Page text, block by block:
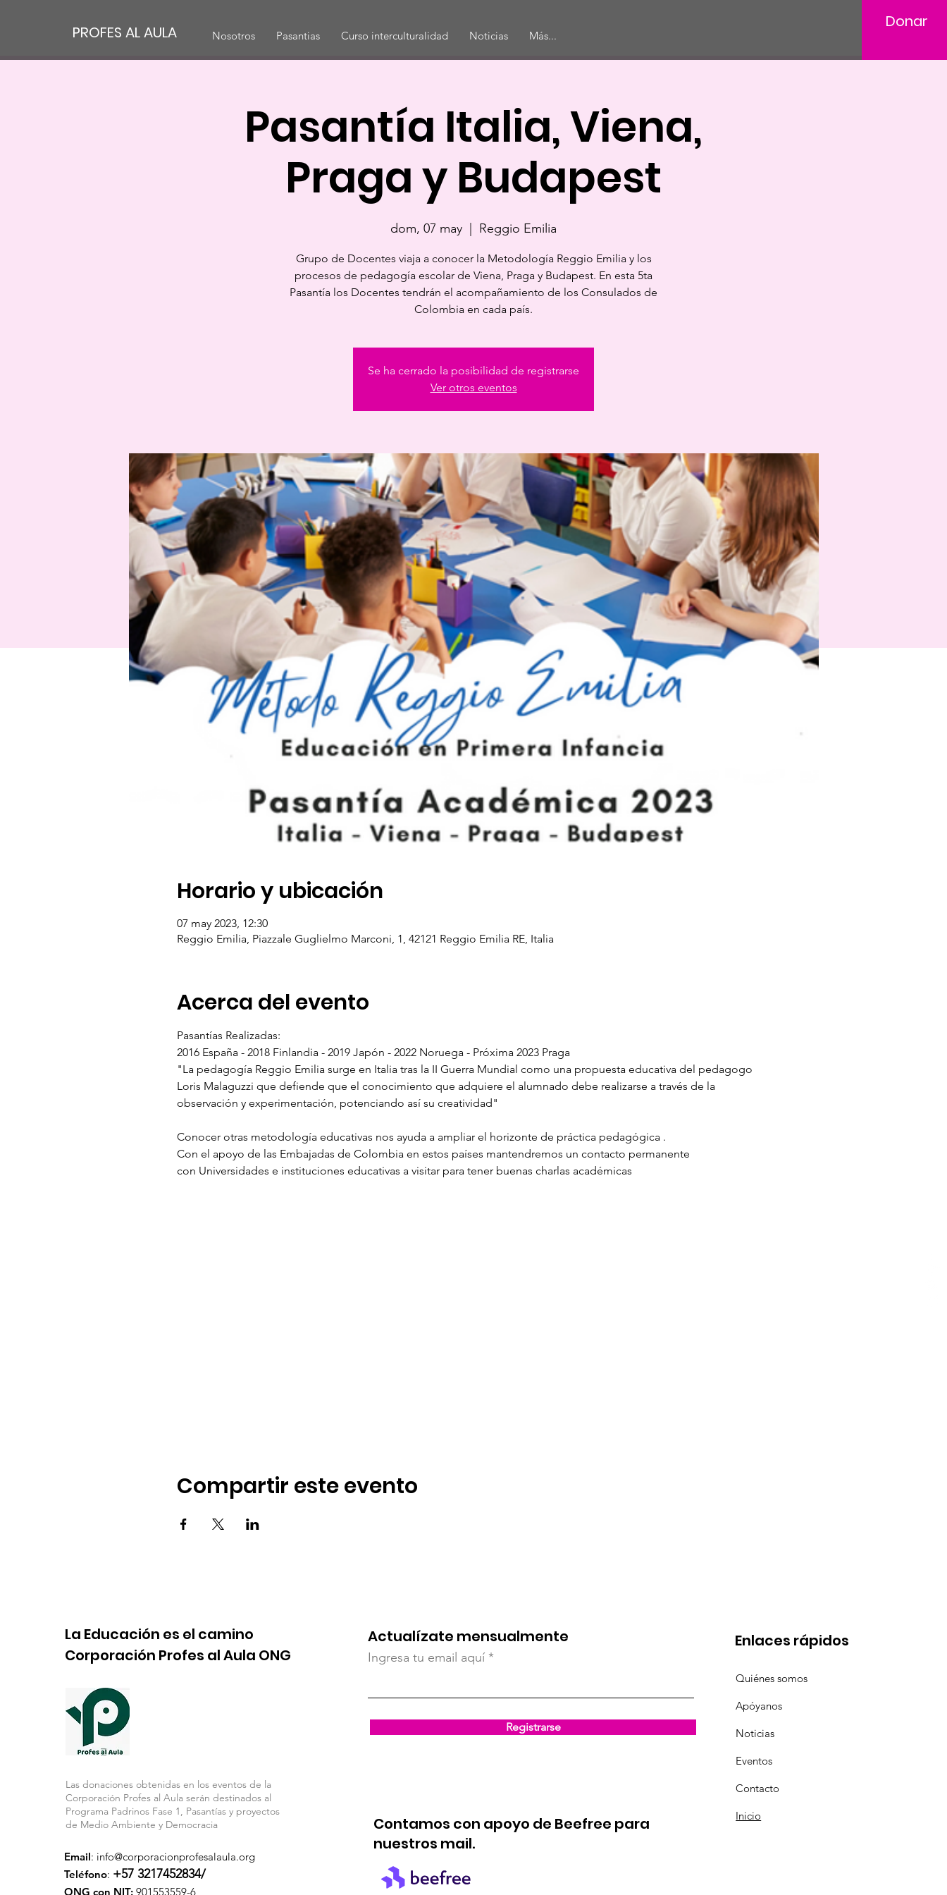
PROFES AL AULA Nosotros Pasantias Curso interculturalidad Noticias Más...
Donar
Pasantía Italia, Viena,
Praga y Budapest
dom, 07 may Reggio Emilia
Grupo de Docentes viaja a conocer la Metodología Reggio Emilia y los
procesos de pedagogía escolar de Viena, Praga y Budapest. En esta 5ta
Pasantía los Docentes tendrán el acompañamiento de los Consulados de
Colombia en cada país.
Se ha cerrado la posibilidad de registrarse
Ver otros eventos
Horario y ubicación
07 may 2023, 12:30
Reggio Emilia, Piazzale Guglielmo Marconi, 1, 42121 Reggio Emilia RE, Italia
Acerca del evento
Pasantías Realizadas:
2016 España - 2018 Finlandia - 2019 Japón - 2022 Noruega - Próxima 2023 Praga
"La pedagogía Reggio Emilia surge en Italia tras la II Guerra Mundial como una propuesta educativa del pedagogo
Loris Malaguzzi que defiende que el conocimiento que adquiere el alumnado debe realizarse a través de la
Conocer otras metodología educativas nos ayuda a ampliar el horizonte de práctica pedagógica .
Con el apoyo de las Embajadas de Colombia en estos países mantendremos un contacto permanente
con Universidades e instituciones educativas a visitar para tener buenas charlas académicas
Compartir este evento
La Educación es el camino
Corporación Profes al Aula ONG
Las donaciones obtenidas en los eventos de la
Corporación Profes al Aula serán destinados al
Programa Padrinos Fase 1, Pasantías y proyectos
de Medio Ambiente y Democracia
Email: info@corporacionprofesalaula.org
Teléfono: +57 3217452834/
ONG con NIT: 901553559-6
Actualízate mensualmente
Ingresa tu email aquí
Registrarse
Contamos con apoyo de Beefree para
nuestros mail.
Enlaces rápidos
Quiénes somos
Apóyanos
Noticias
Eventos
Contacto
Inicio